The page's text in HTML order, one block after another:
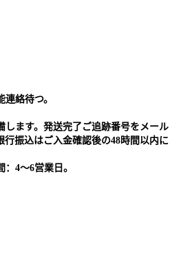
絡待つ。
します。発送完了ご追跡番号をメール
行振込はご入金確認後の48時間以内に
4～6営業日。